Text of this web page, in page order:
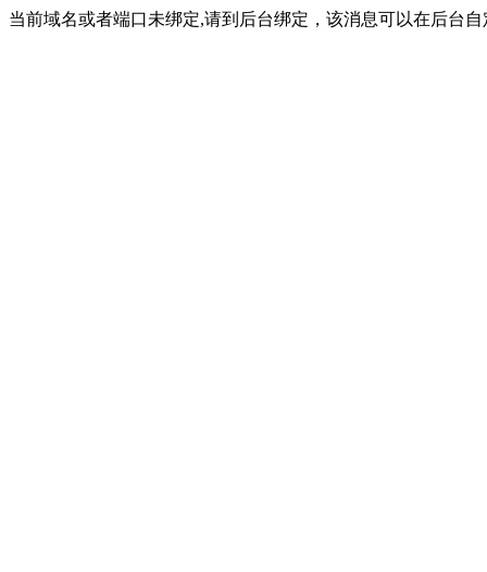
当前域名或者端口未绑定,请到后台绑定，该消息可以在后台自